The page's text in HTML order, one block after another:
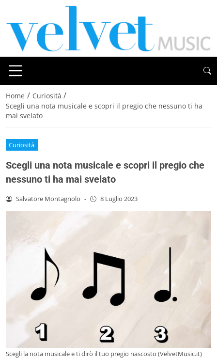
Home / Curiosità /
Scegli una nota musicale e scopri il pregio che nessuno ti ha
mai svelato
Curiosità
Scegli una nota musicale e scopri il pregio che
nessuno ti ha mai svelato
Salvatore Montagnolo - 8 Luglio 2023
Scegli la nota musicale e ti dirò il tuo pregio nascosto (VelvetMusic.it)